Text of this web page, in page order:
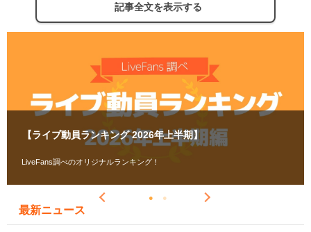
記事全文を表示する
【ライブ動員ランキング 2026年上半期】
LiveFans調べのオリジナルランキング！
最新ニュース